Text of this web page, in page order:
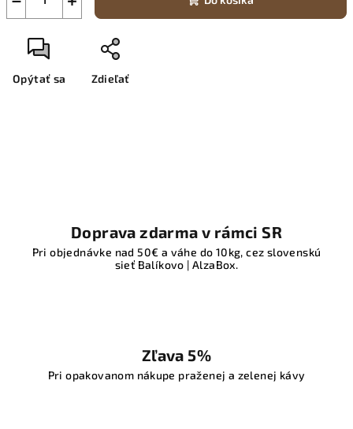
Opýtať sa Zdieľať
Doprava zdarma v rámci SR
Pri objednávke nad 50€ a váhe do 10kg, cez slovenskú
sieť Balíkovo | AlzaBox.
Zľava 5%
Pri opakovanom nákupe praženej a zelenej kávy